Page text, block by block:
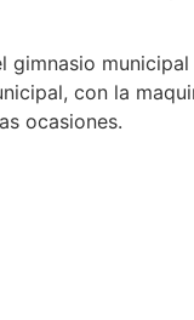
con la
ocasiones.